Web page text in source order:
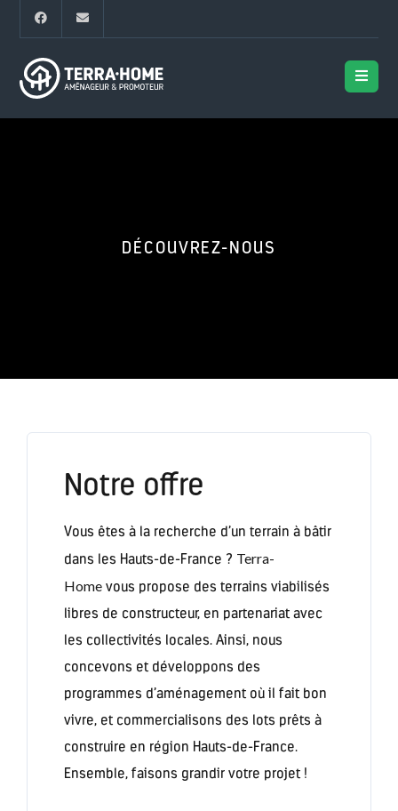
DÉCOUVREZ-NOUS
Notre offre
Vous êtes à la recherche d’un terrain à bâtir
dans les Hauts-de-France ? Terra-
Home vous propose des terrains viabilisés
libres de constructeur, en partenariat avec
les collectivités locales. Ainsi, nous
concevons et développons des
programmes d’aménagement où il fait bon
vivre, et commercialisons des lots prêts à
construire en région Hauts-de-France.
Ensemble, faisons grandir votre projet !